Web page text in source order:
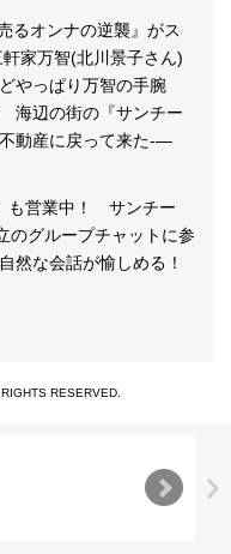
るオンナの逆襲』がス
家万智(北川景子さん)
やっぱり万智の手腕
海辺の街の『サンチー
動産に戻って来た-―
も営業中！ サンチー
のグループチャットに参
然な会話が愉しめる！
RESERVED.